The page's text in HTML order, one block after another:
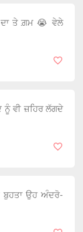
ਤੇ ਗ਼ਮ 😭 ਵੇਲੇ
ਵੀ ਜ਼ਹਿਰ ਲੱਗਦੇ
ਉਹ ਅੰਦਰੋ-